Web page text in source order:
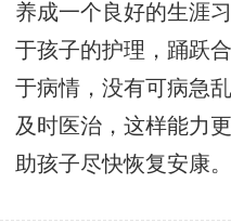
养成一个良好的生涯
于孩子的护理，踊跃
于病情，没有可病急
及时医治，这样能力
助孩子尽快恢复安康。